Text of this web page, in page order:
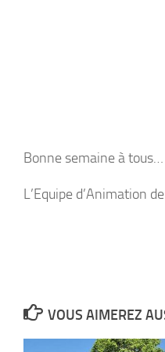
Bonne semaine à tous…
L’Equipe d’Animation
VOUS AIMEREZ